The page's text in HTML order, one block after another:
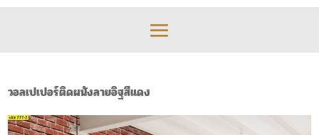
วอลเปเปอร์ติดผนังลายอิฐสีแดง